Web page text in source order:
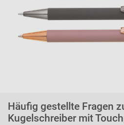
Häufig gestellte Fragen
Kugelschreiber mit